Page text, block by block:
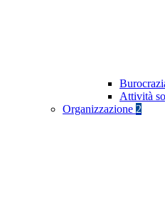
Attività
Organizzazione 2